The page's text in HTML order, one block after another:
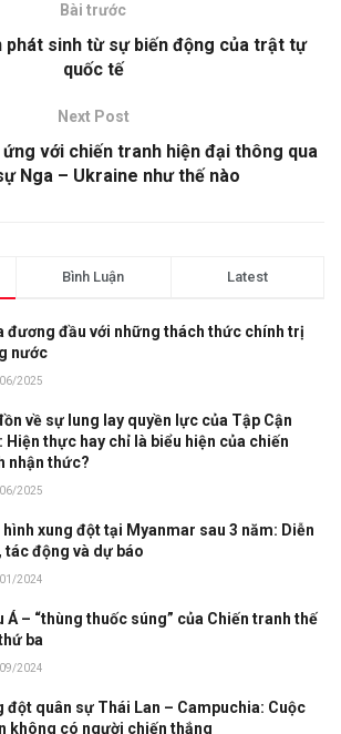
Bài trước
phát sinh từ sự biến động của trật tự
quốc tế
Next Post
với chiến tranh hiện đại thông qua
Nga – Ukraine như thế nào
Bình Luận Latest
đương đầu với những thách thức chính trị
nước
2025
về sự lung lay quyền lực của Tập Cận
Hiện thực hay chỉ là biểu hiện của chiến
nhận thức?
2025
hình xung đột tại Myanmar sau 3 năm: Diễn
tác động và dự báo
2024
Á – “thùng thuốc súng” của Chiến tranh thế
ba
2024
đột quân sự Thái Lan – Campuchia: Cuộc
không có người chiến thắng